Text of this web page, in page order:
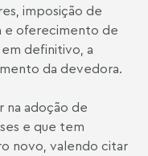
imposição de
e oferecimento de
definitivo, a
da devedora.
na adoção de
e que tem
novo, valendo citar